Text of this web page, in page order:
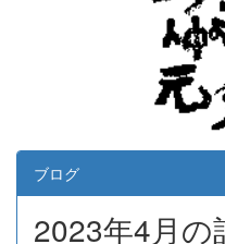
ブログ
2023年4月の